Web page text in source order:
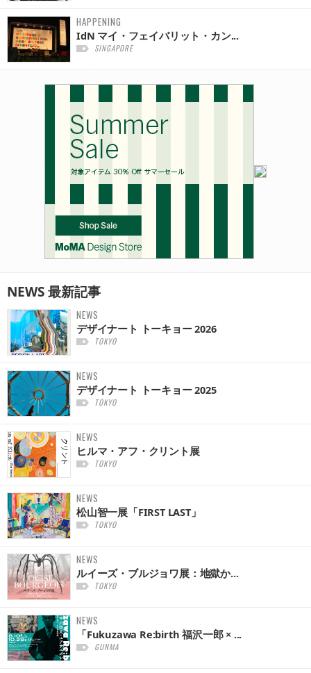
HAPPENING
IdN マイ・フェイバリット・カン...
SINGAPORE
NEWS最新記事
NEWS
デザイナート トーキョー 2026
TOKYO
NEWS
デザイナート トーキョー 2025
TOKYO
NEWS
ヒルマ・アフ・クリント展
TOKYO
NEWS
松山智一展「FIRST LAST」
TOKYO
NEWS
ルイーズ・ブルジョワ展：地獄か...
TOKYO
NEWS
「Fukuzawa Re:birth 福沢一郎 × ...
GUNMA